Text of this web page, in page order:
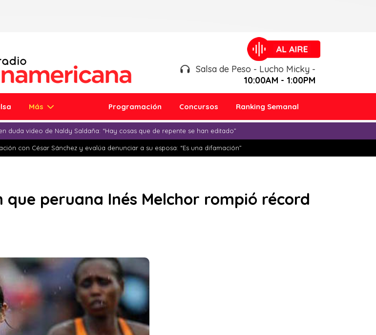
Salsa de Peso - Lucho Micky -
10:00AM - 1:00PM
Más Programación Concursos Ranking Semanal
duda video de Naldy Saldaña: “Hay cosas que de repente se han editado”
con César Sánchez y evalúa denunciar a su esposa: “Es una difamación”
que peruana Inés Melchor rompió récord